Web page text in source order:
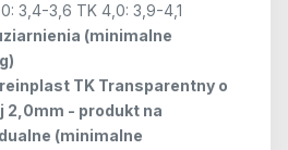
3,4-3,6 TK 4,0: 3,9-4,1
(minimalne
TK Transparentny o
2,0mm - produkt na
(minimalne